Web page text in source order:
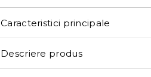
Caracteristici principale
Descriere produs